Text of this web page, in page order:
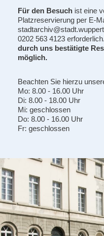
Für den Besuch ist eine
Platzreservierung per E-
0202 563 4123 erforderlich.
durch uns bestätigte
möglich.
Beachten Sie hierzu
Mo: 8.00 - 16.00 Uhr
Di: 8.00 - 18.00 Uhr
Mi: geschlossen
Do: 8.00 - 16.00 Uhr
Fr: geschlossen